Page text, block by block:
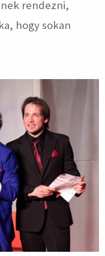
rendezni,
hogy sokan